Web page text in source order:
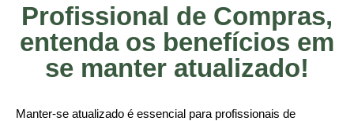
Profissional de Compras,
entenda os benefícios em
se manter atualizado!
Manter-se atualizado é essencial para profissionais de